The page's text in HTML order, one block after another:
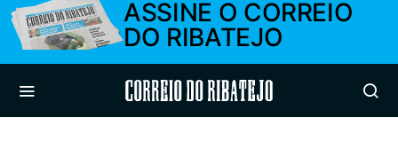
ASSINE O CORREIO
DO RIBATEJO
Correio do Ribatejo